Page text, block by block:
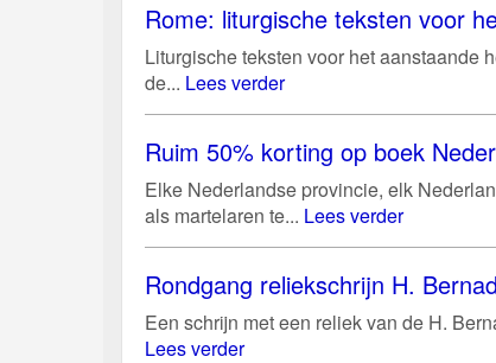
Rome: liturgische teksten voor
Liturgische teksten voor het aanstaande
de... Lees verder
Ruim 50% korting op boek
Elke Nederlandse provincie, elk
als martelaren te... Lees verder
Rondgang reliekschrijn H.
Een schrijn met een reliek van de H.
Lees verder